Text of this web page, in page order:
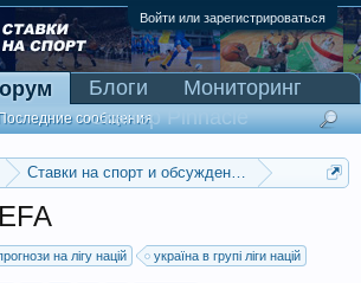
Войти или зарегистрироваться
Ставки на спорт и обсуждение спортивных
на лігу націй україна в групі ліги націй
сообщения
Блоги
Мониторинг
Сканер Pinnacle